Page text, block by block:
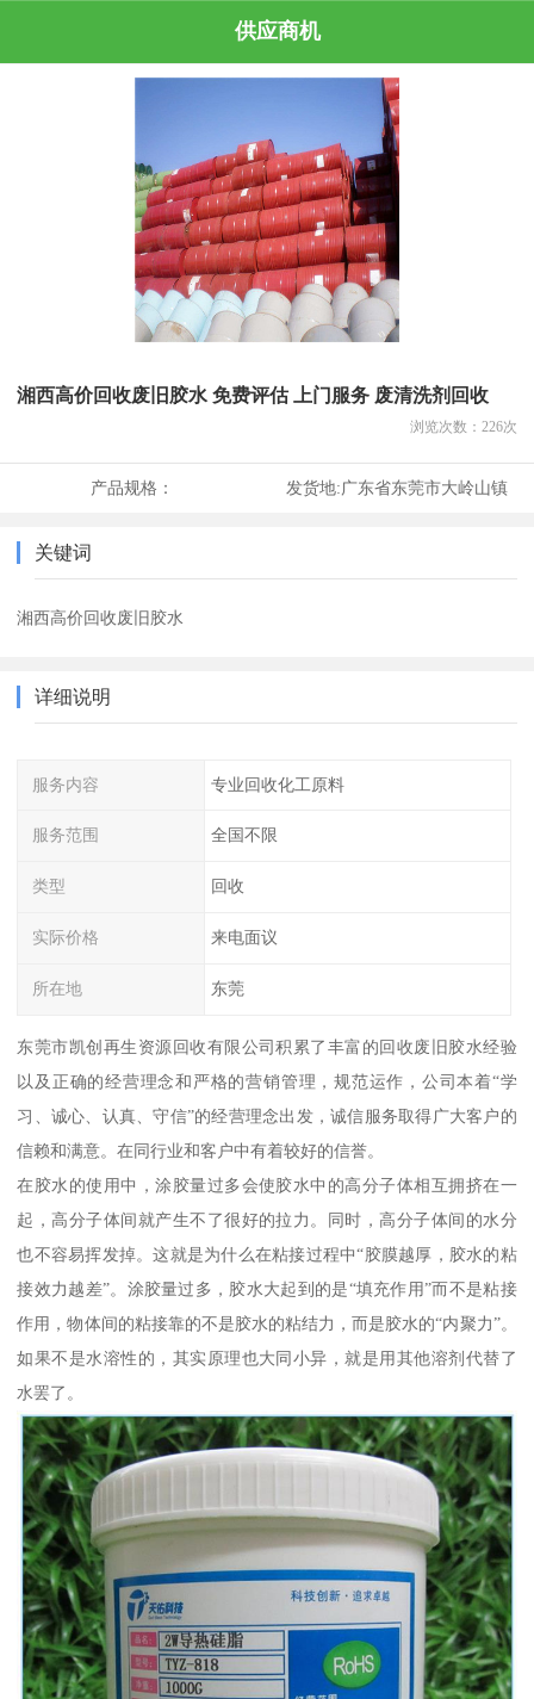
供应商机
湘西高价回收废旧胶水 免费评估 上门服务 废清洗剂回收
浏览次数： 226次
产品规格： 发货地:广东省东莞市大岭山镇
关键词
湘西高价回收废旧胶水
详细说明
服务内容 专业回收化工原料
服务范围 全国不限
类型 回收
实际价格 来电面议
所在地 东莞
东莞市凯创再生资源回收有限公司积累了丰富的回收废旧胶水经验
以及正确的经营理念和严格的营销管理，规范运作，公司本着“学
习、诚心、认真、守信”的经营理念出发，诚信服务取得广大客户的
信赖和满意。在同行业和客户中有着较好的信誉。
在胶水的使用中，涂胶量过多会使胶水中的高分子体相互拥挤在一
起，高分子体间就产生不了很好的拉力。同时，高分子体间的水分
也不容易挥发掉。这就是为什么在粘接过程中“胶膜越厚，胶水的粘
接效力越差”。涂胶量过多，胶水大起到的是“填充作用”而不是粘接
作用，物体间的粘接靠的不是胶水的粘结力，而是胶水的“内聚力”。
如果不是水溶性的，其实原理也大同小异，就是用其他溶剂代替了
水罢了。